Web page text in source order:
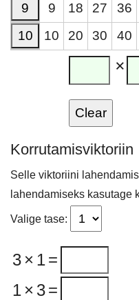
9
9 18 27 36
10
10 20 30 40
×
Korrutamisviktoriin
Selle viktoriini
lahendamiseks kasutage
Valige tase:
3× 1=
1× 3=